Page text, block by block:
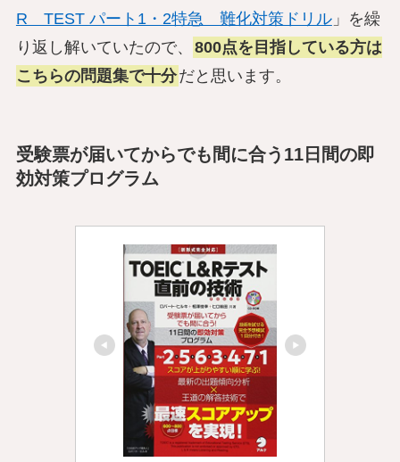
R TEST パート1・2特急 難化対策ドリル」を繰
り返し解いていたので、
800点を目指している方は
こちらの問題集で十分だと思います。
受験票が届いてからでも間に合う11日間の即
効対策プログラム